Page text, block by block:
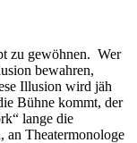
zu gewöhnen. Wer
bewahren,
Illusion wird jäh
Bühne kommt, der
lange die
an Theatermonologe